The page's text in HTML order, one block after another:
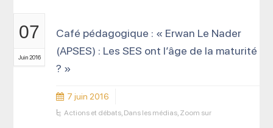
07
Juin 2016
Café pédagogique : « Erwan Le Nader
(APSES) : Les SES ont l’âge de la maturité
? »
7 juin 2016
Actions et débats, Dans les médias, Zoom sur